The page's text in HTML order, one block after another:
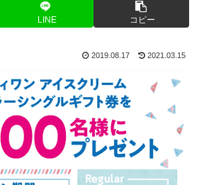
LINE コピー
2019.08.17 2021.03.15